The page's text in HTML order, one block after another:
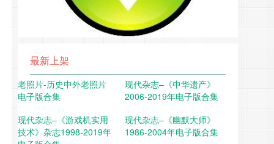
最新上架
老照片-历史中外老照片
电子版合集
现代杂志–《中华遗产》
2006-2019年电子版合集
现代杂志–《游戏机实用
技术》杂志1998-2019年
现代杂志–《幽默大师》
1986-2004年电子版合集